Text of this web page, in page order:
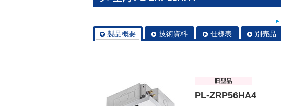
製品概要 技術資料 仕様表 別売品
PL-ZRP56HA4